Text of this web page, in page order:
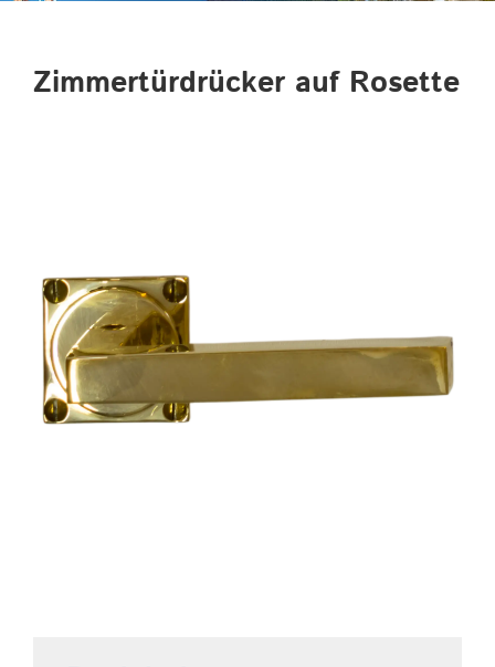
Zimmertürdrücker auf Rosette